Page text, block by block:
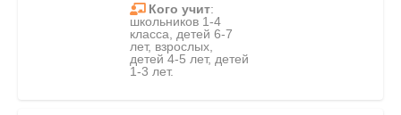
Кого учит:
школьников 1-4
класса, детей 6-7
лет, взрослых,
детей 4-5 лет, детей
1-3 лет.